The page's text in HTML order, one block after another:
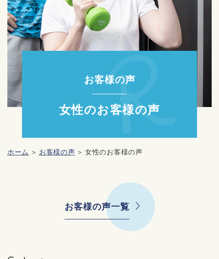
お客様の声
女性のお客様の声
ホーム お客様の声 女性のお客様の声
お客様の声一覧